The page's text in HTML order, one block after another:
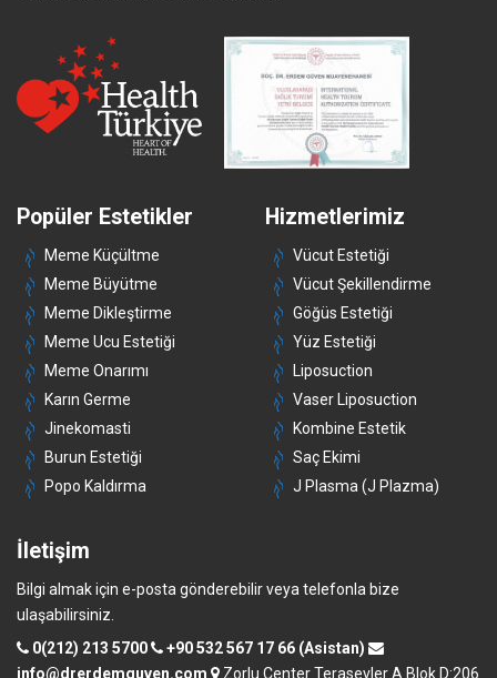
Popüler Estetikler
Meme Küçültme
Meme Büyütme
Meme Dikleştirme
Meme Ucu Estetiği
Meme Onarımı
Karın Germe
Jinekomasti
Burun Estetiği
Popo Kaldırma
Hizmetlerimiz
Vücut Estetiği
Vücut Şekillendirme
Göğüs Estetiği
Yüz Estetiği
Liposuction
Vaser Liposuction
Kombine Estetik
Saç Ekimi
J Plasma (J Plazma)
İletişim
Bilgi almak için e-posta gönderebilir veya telefonla bize
ulaşabilirsiniz.
0(212) 213 5700
+90 532 567 17 66 (Asistan)
info@drerdemguven.com
Zorlu Center Terasevler A Blok D:206